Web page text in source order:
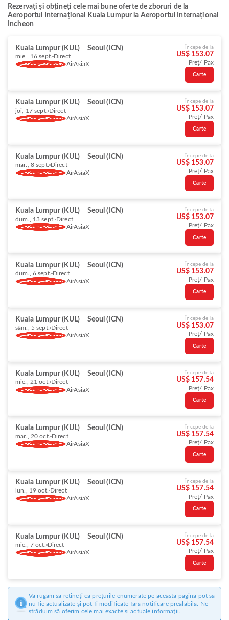
Rezervați și obțineți cele mai bune oferte de zboruri de la
Aeroportul Internațional Kuala Lumpur la Aeroportul Internațional
Incheon
Kuala Lumpur (KUL) Seoul (ICN)
mie., 16 sept. Direct
AirAsiaX
Începe de la
US$ 153.07
Preț/ Pax
Carte
Kuala Lumpur (KUL) Seoul (ICN)
joi, 17 sept. Direct
AirAsiaX
Începe de la
US$ 153.07
Preț/ Pax
Carte
Kuala Lumpur (KUL) Seoul (ICN)
mar., 8 sept. Direct
AirAsiaX
Începe de la
US$ 153.07
Preț/ Pax
Carte
Kuala Lumpur (KUL) Seoul (ICN)
dum., 13 sept. Direct
AirAsiaX
Începe de la
US$ 153.07
Preț/ Pax
Carte
Kuala Lumpur (KUL) Seoul (ICN)
dum., 6 sept. Direct
AirAsiaX
Începe de la
US$ 153.07
Preț/ Pax
Carte
Kuala Lumpur (KUL) Seoul (ICN)
sâm., 5 sept. Direct
AirAsiaX
Începe de la
US$ 153.07
Preț/ Pax
Carte
Kuala Lumpur (KUL) Seoul (ICN)
mie., 21 oct. Direct
AirAsiaX
Începe de la
US$ 157.54
Preț/ Pax
Carte
Kuala Lumpur (KUL) Seoul (ICN)
mar., 20 oct. Direct
AirAsiaX
Începe de la
US$ 157.54
Preț/ Pax
Carte
Kuala Lumpur (KUL) Seoul (ICN)
lun., 19 oct. Direct
AirAsiaX
Începe de la
US$ 157.54
Preț/ Pax
Carte
Kuala Lumpur (KUL) Seoul (ICN)
mie., 7 oct. Direct
AirAsiaX
Începe de la
US$ 157.54
Preț/ Pax
Carte
Vă rugăm să rețineți că prețurile enumerate pe această pagină pot să
nu fie actualizate și pot fi modificate fără notificare prealabilă. Ne
străduim să oferim cele mai exacte și actuale informații.